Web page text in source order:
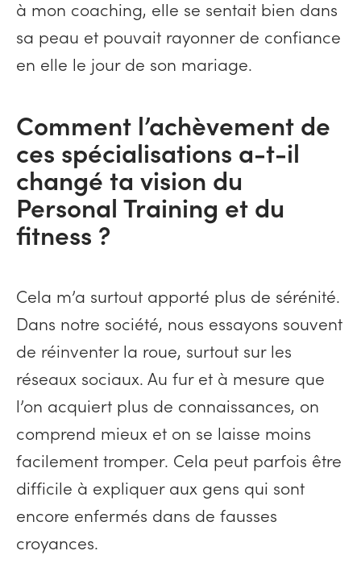
à mon coaching, elle se sentait bien dans
sa peau et pouvait rayonner de confiance
en elle le jour de son mariage.
Comment l’achèvement de
ces spécialisations a-t-il
changé ta vision du
Personal Training et du
fitness ?
Cela m’a surtout apporté plus de sérénité.
Dans notre société, nous essayons souvent
de réinventer la roue, surtout sur les
réseaux sociaux. Au fur et à mesure que
l’on acquiert plus de connaissances, on
comprend mieux et on se laisse moins
facilement tromper. Cela peut parfois être
difficile à expliquer aux gens qui sont
encore enfermés dans de fausses
croyances.